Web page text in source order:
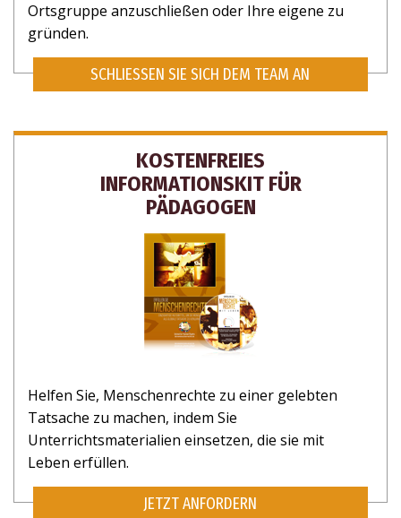
Ortsgruppe anzuschließen oder Ihre eigene zu
gründen.
SCHLIESSEN SIE SICH DEM TEAM AN
KOSTENFREIES
INFORMATIONSKIT FÜR
PÄDAGOGEN
Helfen Sie, Menschenrechte zu einer gelebten
Tatsache zu machen, indem Sie
Unterrichtsmaterialien einsetzen, die sie mit
Leben erfüllen.
JETZT ANFORDERN